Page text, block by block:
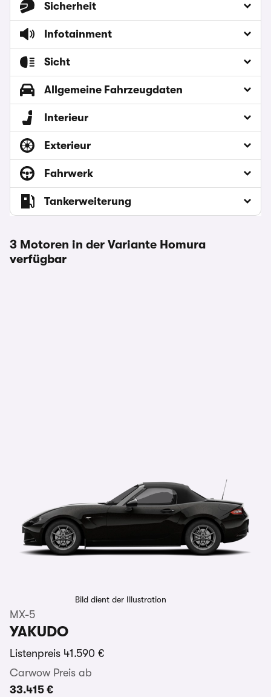
Sicherheit
Infotainment
Sicht
Allgemeine Fahrzeugdaten
Interieur
Exterieur
Fahrwerk
Tankerweiterung
3 Motoren in der Variante Homura
verfügbar
Bild dient der Illustration
MX-5
YAKUDO
Listenpreis 41.590 €
Carwow Preis ab
33.415 €